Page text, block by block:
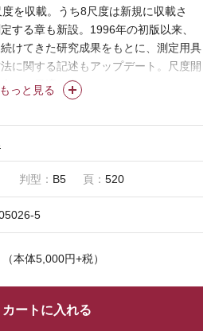
もっと見る
を収載。うち8尺度は新規に収載さ
する章も新設。1996年の初版以来、
けてきた研究成果をもとに、測定用具
に関する記述もアップデート。尺度開
でも最適の書。
判型： B5 頁： 520
5
（本体5,000円+税）
カートに入れる